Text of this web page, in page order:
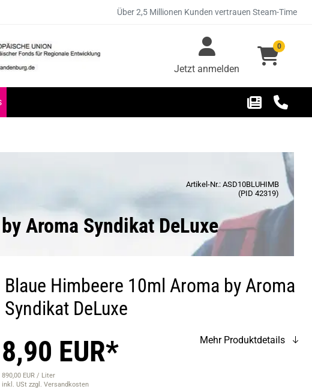
Über 2,5 Millionen Kunden vertrauen Steam-Time
Jetzt anmelden
0
Artikel-Nr.: ASD10BLUHIMB
(PID 42319)
Aroma Syndikat DeLuxe
Blaue Himbeere 10ml Aroma by Aroma
Syndikat DeLuxe
8,90 EUR*
890,00 EUR / Liter
inkl. USt zzgl. Versandkosten
Mehr Produktdetails